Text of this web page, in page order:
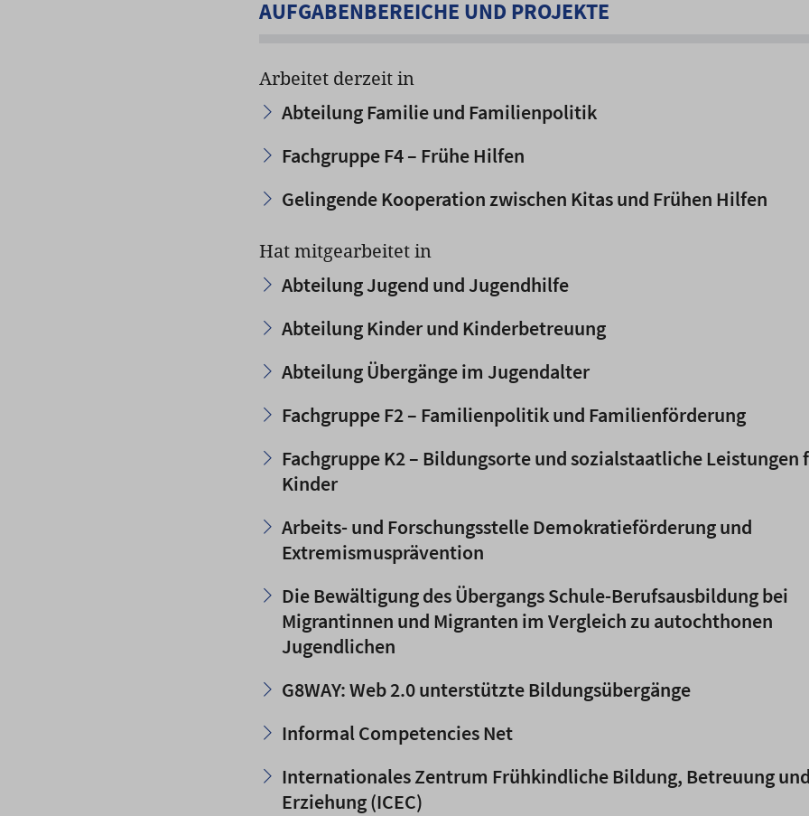
AUFGABENBEREICHE UND PROJEKTE
Arbeitet derzeit in
Abteilung Familie und Familienpolitik
Fachgruppe F4 – Frühe Hilfen
Gelingende Kooperation zwischen Kitas und Frühen Hilfen
Hat mitgearbeitet in
Abteilung Jugend und Jugendhilfe
Abteilung Kinder und Kinderbetreuung
Abteilung Übergänge im Jugendalter
Fachgruppe F2 – Familienpolitik und Familienförderung
Fachgruppe K2 – Bildungsorte und sozialstaatliche Leistungen
Kinder
Arbeits- und Forschungsstelle Demokratieförderung und
Extremismusprävention
Die Bewältigung des Übergangs Schule-Berufsausbildung bei
Migrantinnen und Migranten im Vergleich zu autochthonen
Jugendlichen
G8WAY: Web 2.0 unterstützte Bildungsübergänge
Informal Competencies Net
Internationales Zentrum Frühkindliche Bildung, Betreuung
Erziehung (ICEC)